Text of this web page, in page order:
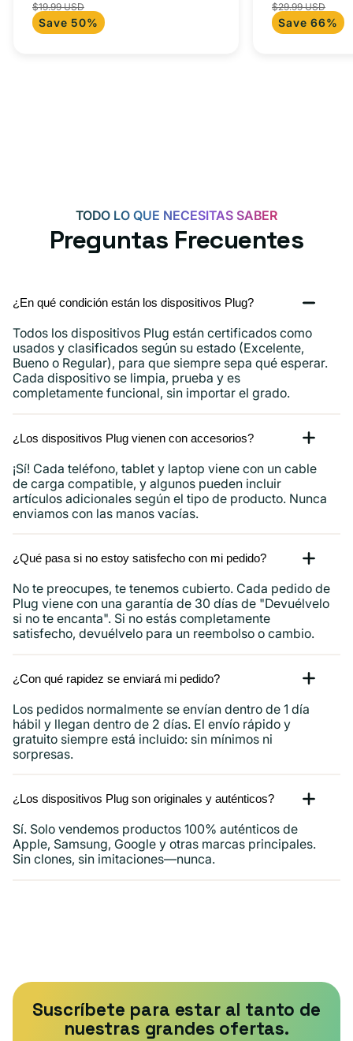
+
adaptador
de
oferta
$19.99 USD
Save 50%
C
Android,
iPhone
15,
para
iPad y más.
de
oferta
$29.99 USD
Save 66%
TODO LO QUE NECESITAS SABER
Preguntas Frecuentes
¿En qué condición están los dispositivos Plug?
Todos los dispositivos Plug están certificados como
usados ​​y clasificados según su estado (Excelente,
Bueno o Regular), para que siempre sepa qué esperar.
Cada dispositivo se limpia, prueba y es
completamente funcional, sin importar el grado.
¿Los dispositivos Plug vienen con accesorios?
¡Sí! Cada teléfono, tablet y laptop viene con un cable
de carga compatible, y algunos pueden incluir
artículos adicionales según el tipo de producto. Nunca
enviamos con las manos vacías.
¿Qué pasa si no estoy satisfecho con mi pedido?
No te preocupes, te tenemos cubierto. Cada pedido de
Plug viene con una garantía de 30 días de "Devuélvelo
si no te encanta". Si no estás completamente
satisfecho, devuélvelo para un reembolso o cambio.
¿Con qué rapidez se enviará mi pedido?
Los pedidos normalmente se envían dentro de 1 día
hábil y llegan dentro de 2 días. El envío rápido y
gratuito siempre está incluido: sin mínimos ni
sorpresas.
¿Los dispositivos Plug son originales y auténticos?
Sí. Solo vendemos productos 100% auténticos de
Apple, Samsung, Google y otras marcas principales.
Sin clones, sin imitaciones—nunca.
Suscríbete para estar al tanto de
nuestras grandes ofertas.